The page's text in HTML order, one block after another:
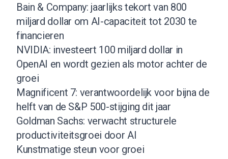
Bain & Company: jaarlijks tekort van 800
miljard dollar om AI-capaciteit tot 2030 te
financieren
NVIDIA: investeert 100 miljard dollar in
OpenAI en wordt gezien als motor achter de
groei
Magnificent 7: verantwoordelijk voor bijna de
helft van de S&P 500-stijging dit jaar
Goldman Sachs: verwacht structurele
productiviteitsgroei door AI
Kunstmatige steun voor groei